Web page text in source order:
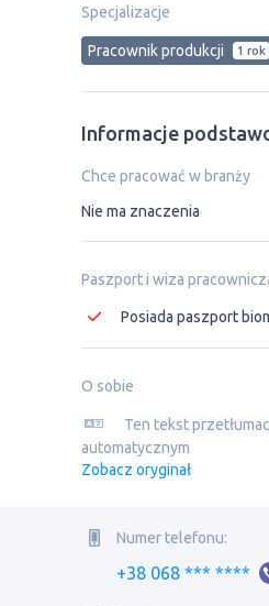
Specjalizacje
Pracownik produkcji 1 rok
Informacje
Chce pracować w branży
Nie ma znaczenia
Paszport i wiza
Posiada paszport
O sobie
Ten tekst
automatycznym
Zobacz oryginał
Numer telefonu:
+38 068 *** ****